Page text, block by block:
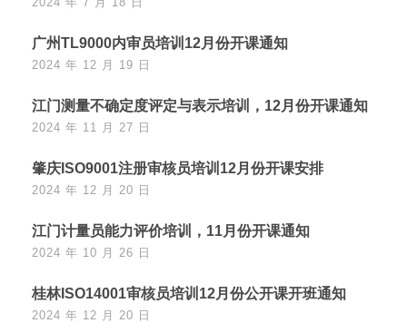
广州TL9000内审员培训12月份开课通知
2024 年 12 月 19 日
江门测量不确定度评定与表示培训，12月份开课通知
2024 年 11 月 27 日
肇庆ISO9001注册审核员培训12月份开课安排
2024 年 12 月 20 日
江门计量员能力评价培训，11月份开课通知
2024 年 10 月 26 日
桂林ISO14001审核员培训12月份公开课开班通知
2024 年 12 月 20 日